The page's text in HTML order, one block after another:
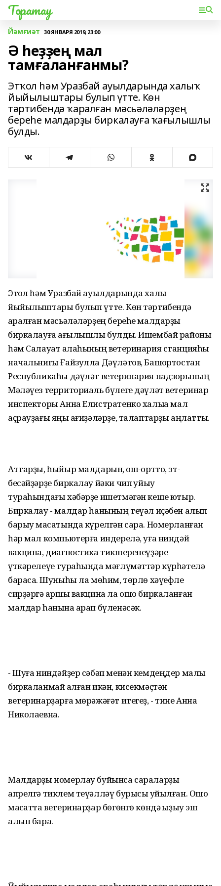
Торатау
Йәмғиәт 30 ЯНВАРЯ 2019, 23:00
Ә һеҙҙең мал
тамғаланғанмы?
Этҡол һәм Уразбай ауылдарында халыҡ
йыйылыштары булып үтте. Көн
тәртибендә ҡаралған мәсьәләләрҙең
береһе малдарҙы биркалауға ҡағылышлы
булды.
Этҡол һәм Уразбай ауылдарында халыҡ
йыйылыштары булып үтте. Көн тәртибендә
ҡаралған мәсьәләләрҙең береһе малдарҙы
биркалауға ҡағылышлы булды. Ишембай районы
һәм Салауат ҡалаһының ветеринария станцияһы
начальнигы Ғайзулла Дәүләтов, Башҡортостан
Республикаһы дәүләт ветеринария надзорының
Мәләүез территориаль бүлеге дәүләт ветеринар
инспекторы Анна Елистратенко халыҡҡа мал
аҫрауҙағы яңы ҡағиҙәләрҙе, талаптарҙы аңлатты.
Аттарҙы, һыйыр малдарын, ҡош-ҡортто, эт-
бесәйҙәрҙе биркалау йәки чип ҡуйыу
тураһындағы хәбәрҙе ишетмәгән кеше юҡтыр.
Биркалау - малдар һанының теүәл иҫәбен алып
барыу маҡсатында күрелгән сара. Номерланған
һәр мал компьютерға индерелә, уға ниндәй
вакцина, диагностика тикшеренеүҙәре
үткәрелеүе тураһында мәғлүмәттәр күрһәтелә
барасаҡ. Шуныһы ла мөһим, төрлө хәүефле
сирҙәргә ҡаршы вакцина ла ошо биркаланған
малдар һанына ҡарап бүленәсәк.
- Шуға ниндәйҙер сәбәп менән кемдеңдер малы
биркаланмай ҡалған икән, кисекмәҫтән
ветеринарҙарға мөрәжәғәт итегеҙ, - тине Анна
Николаевна.
Малдарҙы номерлау буйынса сараларҙы
апрелгә тиклем теүәлләү бурысы ҡуйылған. Ошо
маҡсатта ветеринарҙар бөгөнгө көндә ҡыҙыу эш
алып бара.